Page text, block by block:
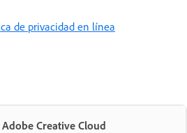
de privacidad en línea
Creative Cloud